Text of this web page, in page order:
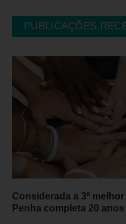
PUBLICAÇÕES
Considerada a 3ª
Penha completa 20 anos